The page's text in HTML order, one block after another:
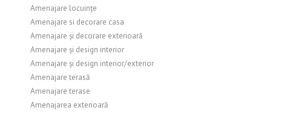
Amenajare locuințe
Amenajare si decorare casa
Amenajare și decorare exterioară
Amenajare și design interior
Amenajare și design interior/exterior
Amenajare terasă
Amenajare terase
Amenajarea exterioară